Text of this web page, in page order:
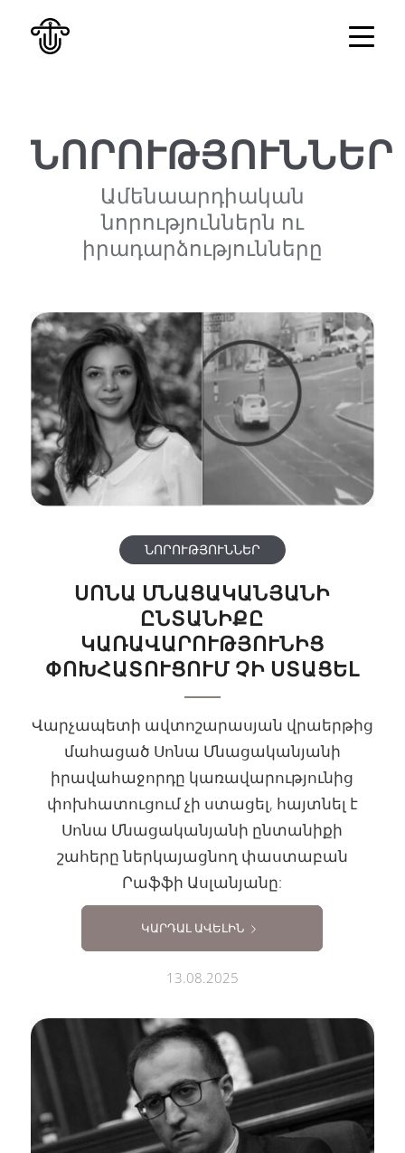
ՆՈՐՈՒԹՅՈՒՆՆԵՐ
Ամենաարդիական
նորություններն ու
իրադարձությունները
ՍՈՆԱ ՄՆԱՑԱԿԱՆՅԱՆԻ
ԸՆՏԱՆԻՔԸ
ԿԱՌԱՎԱՐՈՒԹՅՈՒՆԻՑ
ՓՈԽՀԱՏՈՒՑՈՒՄ ՉԻ ՍՏԱՑԵԼ
ՆՈՐՈՒԹՅՈՒՆՆԵՐ
Վարչապետի ավտոշարասյան վրաերթից
մահացած Սոնա Մնացականյանի
իրավահաջորդը կառավարությունից
փոխհատուցում չի ստացել, հայտնել է
Սոնա Մնացականյանի ընտանիքի
շահերը ներկայացնող փաստաբան
Րաֆֆի Ասլանյանը:
ԿԱՐԴԱԼ ԱՎԵԼԻՆ
13.08.2025